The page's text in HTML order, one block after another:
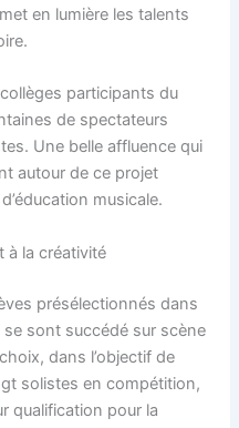
en lumière les talents
participants du
de spectateurs
Une belle affluence qui
autour de ce projet
musicale.
à la créativité
présélectionnés dans
sont succédé sur scène
dans l’objectif de
solistes en compétition,
qualification pour la